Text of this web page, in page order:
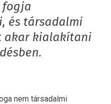
fogja
és társadalmi
akar kialakítani
nem társadalmi